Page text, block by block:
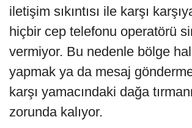
iletişim sıkıntısı ile karşı
hiçbir cep telefonu operatörü
vermiyor. Bu nedenle bölge
yapmak ya da mesaj
karşı yamacındaki dağa
zorunda kalıyor.